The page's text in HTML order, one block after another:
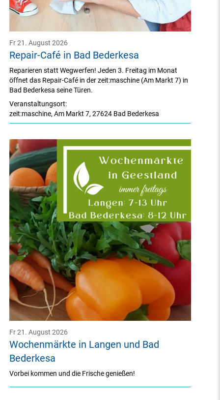
Repair-Café in Bad Bederkesa
Fr 21. August 2026
Veranstaltungsort:
zeit:maschine,Am Markt 7,27624 Bad Bederkesa
Reparieren statt Wegwerfen! Jeden 3. Freitag im Monat
öffnet das Repair-Café in der zeit:maschine (Am Markt 7) in
Bad Bederkesa seine Türen.
Wochenmärkte in Langen und Bad
Bederkesa
Fr 21. August 2026
Vorbei kommen und die Frische genießen!